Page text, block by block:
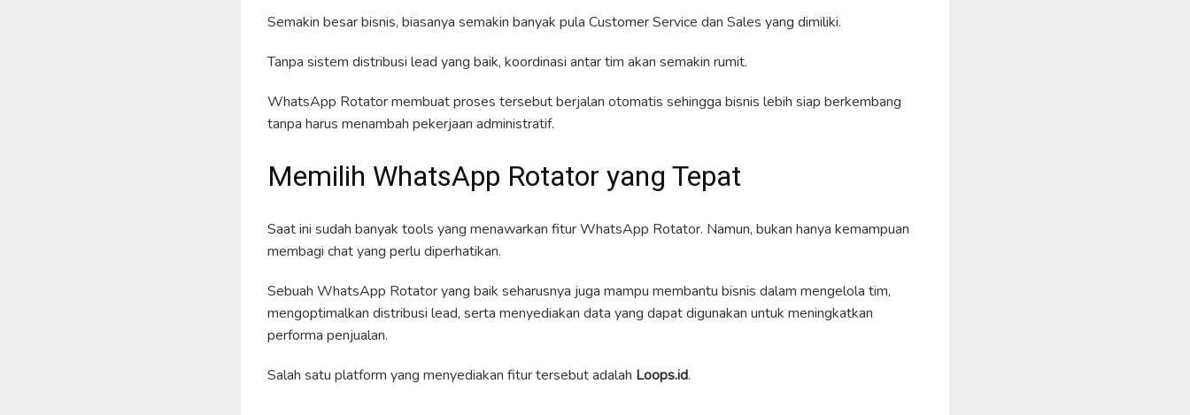
Semakin besar bisnis, biasanya semakin banyak pula Customer Service dan Sales yang dimiliki.
Tanpa sistem distribusi lead yang baik, koordinasi antar tim akan semakin rumit.
WhatsApp Rotator membuat proses tersebut berjalan otomatis sehingga bisnis lebih siap berkembang
tanpa harus menambah pekerjaan administratif.
Memilih WhatsApp Rotator yang Tepat
Saat ini sudah banyak tools yang menawarkan fitur WhatsApp Rotator. Namun, bukan hanya kemampuan
membagi chat yang perlu diperhatikan.
Sebuah WhatsApp Rotator yang baik seharusnya juga mampu membantu bisnis dalam mengelola tim,
mengoptimalkan distribusi lead, serta menyediakan data yang dapat digunakan untuk meningkatkan
performa penjualan.
Salah satu platform yang menyediakan fitur tersebut adalah Loops.id.